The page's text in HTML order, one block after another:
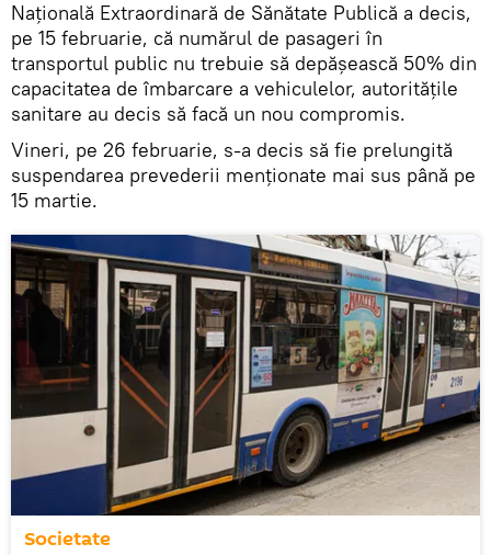
Națională Extraordinară de Sănătate Publică a decis,
pe 15 februarie, că numărul de pasageri în
transportul public nu trebuie să depășească 50% din
capacitatea de îmbarcare a vehiculelor, autoritățile
sanitare au decis să facă un nou compromis.
Vineri, pe 26 februarie, s-a decis să fie prelungită
suspendarea prevederii menționate mai sus până pe
15 martie.
Societate